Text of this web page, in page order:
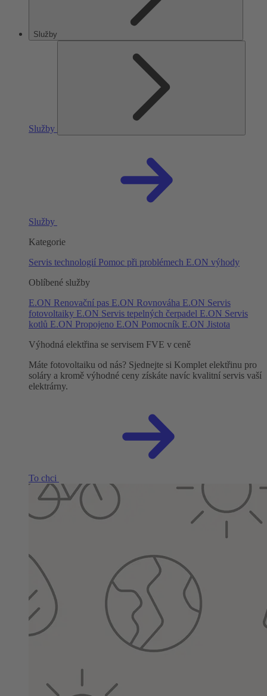
Služby
Služby
Služby
Kategorie
Servis technologií Pomoc při problémech E.ON výhody
Oblíbené služby
E.ON Renovační pas E.ON Rovnováha E.ON Servis
fotovoltaiky E.ON Servis tepelných čerpadel E.ON Servis
kotlů E.ON Propojeno E.ON Pomocník E.ON Jistota
Výhodná elektřina se servisem FVE v ceně
Máte fotovoltaiku od nás? Sjednejte si Komplet elektřinu pro
soláry a kromě výhodné ceny získáte navíc kvalitní servis vaší
elektrárny.
To chci